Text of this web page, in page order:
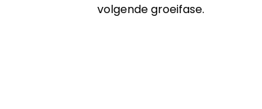
volgende groeifase.